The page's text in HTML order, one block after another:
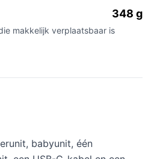
348 g
makkelijk verplaatsbaar is
babyunit, één